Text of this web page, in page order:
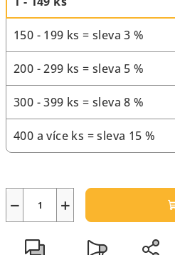
150 - 199 ks = sleva 3 %
200 - 299 ks = sleva 5 %
300 - 399 ks = sleva 8 %
400 a více ks = sleva 15 %
+
−